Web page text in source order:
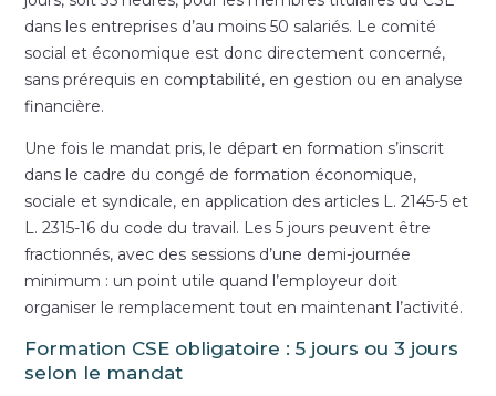
dans les entreprises d’au moins 50 salariés. Le comité
social et économique est donc directement concerné,
sans prérequis en comptabilité, en gestion ou en analyse
financière.
Une fois le mandat pris, le départ en formation s’inscrit
dans le cadre du congé de formation économique,
sociale et syndicale, en application des articles L. 2145-5 et
L. 2315-16 du code du travail. Les 5 jours peuvent être
fractionnés, avec des sessions d’une demi-journée
minimum : un point utile quand l’employeur doit
organiser le remplacement tout en maintenant l’activité.
Formation CSE obligatoire : 5 jours ou 3 jours
selon le mandat